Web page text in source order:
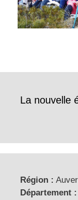
La nouvelle
Région :
Département :